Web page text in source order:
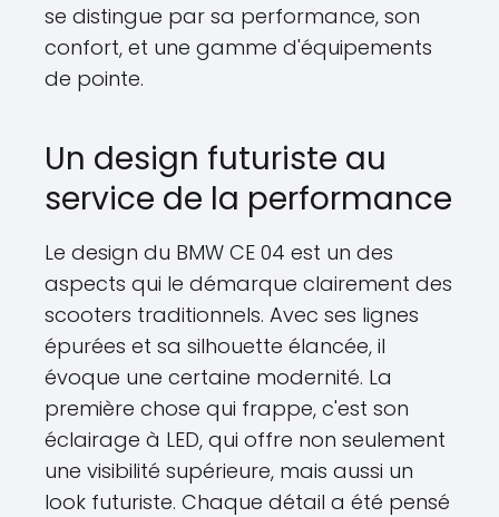
se distingue par sa performance, son
confort, et une gamme d'équipements
de pointe.
Un design futuriste au
service de la performance
Le design du BMW CE 04 est un des
aspects qui le démarque clairement des
scooters traditionnels. Avec ses lignes
épurées et sa silhouette élancée, il
évoque une certaine modernité. La
première chose qui frappe, c'est son
éclairage à LED, qui offre non seulement
une visibilité supérieure, mais aussi un
look futuriste. Chaque détail a été pensé